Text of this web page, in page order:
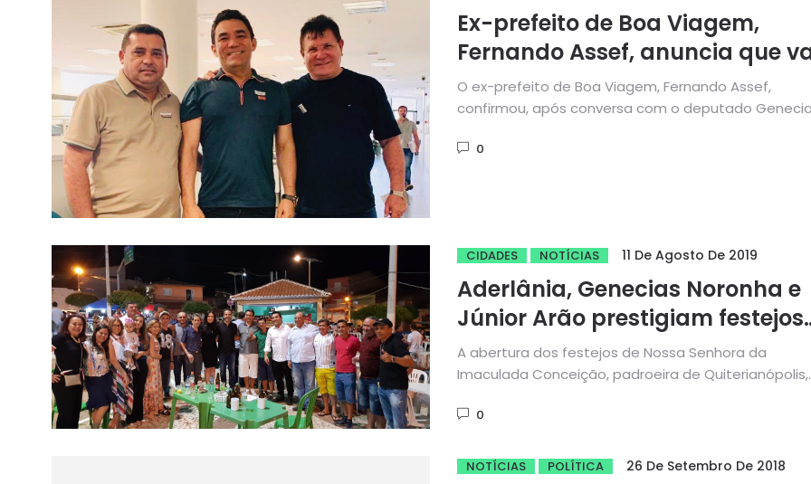
Ex-prefeito de Boa Viagem,
Fernando Assef, anuncia que
se filiar ao Solidariedade
O ex-prefeito de Boa Viagem, Fernando Assef,
confirmou, após conversa com o deputado
0
CIDADES NOTÍCIAS 11 De Agosto De 2019
Aderlânia, Genecias Noronha e
Júnior Arão prestigiam festejos
da Padroeira de Quiterianópolis
A abertura dos festejos de Nossa Senhora da
Imaculada Conceição, padroeira de Quiterianópolis,
0
NOTÍCIAS POLÍTICA 26 De Setembro De 2018